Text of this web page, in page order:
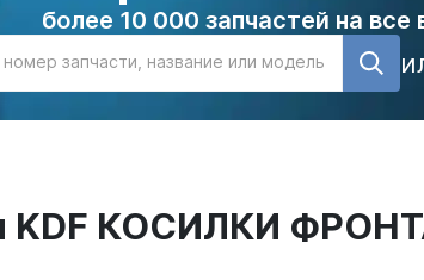
более 10 000 запчастей на все
запчасти, название или модель
KDF КОСИЛКИ